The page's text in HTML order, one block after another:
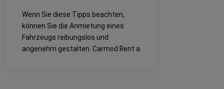
Wenn Sie diese Tipps beachten,
können Sie die Anmietung eines
Fahrzeugs reibungslos und
angenehm gestalten. Carmod Rent a